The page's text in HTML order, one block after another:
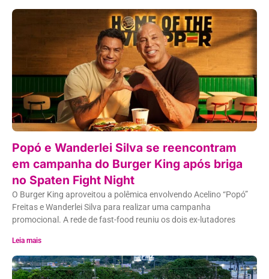
Popó e Wanderlei Silva se reencontram
em campanha do Burger King após briga
no Spaten Fight Night
O Burger King aproveitou a polêmica envolvendo Acelino “Popó”
Freitas e Wanderlei Silva para realizar uma campanha
promocional. A rede de fast-food reuniu os dois ex-lutadores
Leia mais